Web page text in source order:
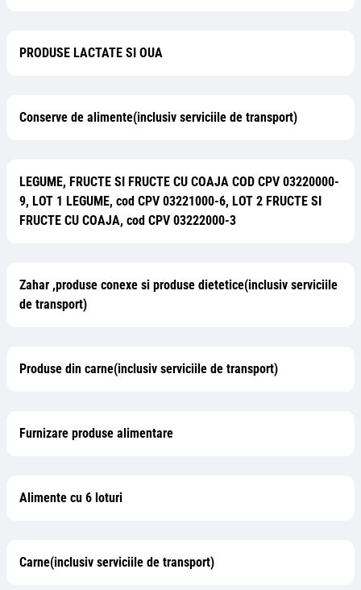
PRODUSE LACTATE SI OUA
Conserve de alimente(inclusiv serviciile de transport)
LEGUME, FRUCTE SI FRUCTE CU COAJA COD CPV 03220000-
9, LOT 1 LEGUME, cod CPV 03221000-6, LOT 2 FRUCTE SI
FRUCTE CU COAJA, cod CPV 03222000-3
Zahar ,produse conexe si produse dietetice(inclusiv serviciile
de transport)
Produse din carne(inclusiv serviciile de transport)
Furnizare produse alimentare
Alimente cu 6 loturi
Carne(inclusiv serviciile de transport)